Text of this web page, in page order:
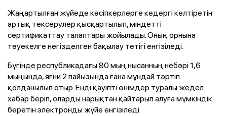
Жаңартылған жүйеде кәсіпкерлерге кедергі келтіретін
артық тексерулер қысқартылып, міндетті
сертификаттау талаптары жойылады. Оның орнына
тәуекелге негізделген бақылау тетігі енгізіледі.
Бүгінде республикадағы 80 мың нысанның небәрі 1,6
мыңында, яғни 2 пайызында ғана мұндай тәртіп
қолданылып отыр. Енді қауіпті өнімдер туралы жедел
хабар беріп, оларды нарықтан қайтарып алуға мүмкіндік
беретін электронды жүйе енгізіледі.